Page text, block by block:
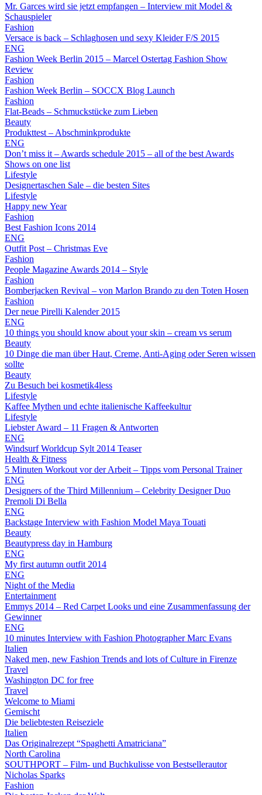
Mr. Garces wird sie jetzt empfangen – Interview mit Model &
Schauspieler
Fashion
Versace is back – Schlaghosen und sexy Kleider F/S 2015
ENG
Fashion Week Berlin 2015 – Marcel Ostertag Fashion Show
Review
Fashion
Fashion Week Berlin – SOCCX Blog Launch
Fashion
Flat-Beads – Schmuckstücke zum Lieben
Beauty
Produkttest – Abschminkprodukte
ENG
Don’t miss it – Awards schedule 2015 – all of the best Awards
Shows on one list
Lifestyle
Designertaschen Sale – die besten Sites
Lifestyle
Happy new Year
Fashion
Best Fashion Icons 2014
ENG
Outfit Post – Christmas Eve
Fashion
People Magazine Awards 2014 – Style
Fashion
Bomberjacken Revival – von Marlon Brando zu den Toten Hosen
Fashion
Der neue Pirelli Kalender 2015
ENG
10 things you should know about your skin – cream vs serum
Beauty
10 Dinge die man über Haut, Creme, Anti-Aging oder Seren wissen
sollte
Beauty
Zu Besuch bei kosmetik4less
Lifestyle
Kaffee Mythen und echte italienische Kaffeekultur
Lifestyle
Liebster Award – 11 Fragen & Antworten
ENG
Windsurf Worldcup Sylt 2014 Teaser
Health & Fitness
5 Minuten Workout vor der Arbeit – Tipps vom Personal Trainer
ENG
Designers of the Third Millennium – Celebrity Designer Duo
Premoli Di Bella
ENG
Backstage Interview with Fashion Model Maya Touati
Beauty
Beautypress day in Hamburg
ENG
My first autumn outfit 2014
ENG
Night of the Media
Entertainment
Emmys 2014 – Red Carpet Looks und eine Zusammenfassung der
Gewinner
ENG
10 minutes Interview with Fashion Photographer Marc Evans
Italien
Naked men, new Fashion Trends and lots of Culture in Firenze
Travel
Washington DC for free
Travel
Welcome to Miami
Gemischt
Die beliebtesten Reiseziele
Italien
Das Originalrezept “Spaghetti Amatriciana”
North Carolina
SOUTHPORT – Film- und Buchkulisse von Bestsellerautor
Nicholas Sparks
Fashion